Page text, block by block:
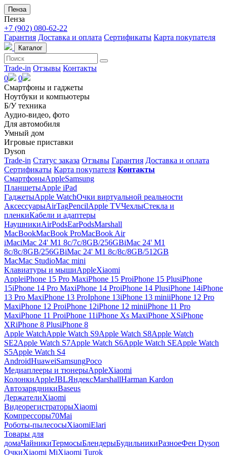
Пенза
Пенза
+7 (902) 080-62-22
Гарантия Доставка и оплата Сертификаты Карта покупателя
Каталог
Trade-in Отзывы Контакты
0
0
Смартфоны и гаджеты
Ноутбуки и компьютеры
Б/У техника
Аудио-видео, фото
Для автомобиля
Умный дом
Игровые приставки
Dyson
Trade-in Статус заказа Отзывы Гарантия Доставка и оплата
Сертификаты Карта покупателя Контакты
СмартфоныAppleSamsung
ПланшетыApple iPad
ГаджетыApple WatchОчки виртуальной реальности
АксессуарыAirTagPencilApple TVЧехлыСтекла и
пленкиКабели и адаптеры
НаушникиAirPodsEarPodsMarshall
MacBookMacBook ProMacBook Air
iMaciMac 24' M1 8c/7c/8GB/256GBiMac 24' M1
8c/8c/8GB/256GBiMac 24' M1 8c/8c/8GB/512GB
MacMac StudioMac mini
Клавиатуры и мышиAppleXiaomi
AppleiPhone 15 Pro MaxiPhone 15 ProiPhone 15 PlusiPhone
15iPhone 14 Pro MaxiPhone 14 ProiPhone 14 PlusiPhone 14iPhone
13 Pro MaxiPhone 13 ProIphone 13iPhone 13 miniiPhone 12 Pro
MaxiPhone 12 ProiPhone 12iPhone 12 miniiPhone 11 Pro
MaxiPhone 11 ProiPhone 11iPhone Xs MaxiPhone XSiPhone
XRiPhone 8 PlusiPhone 8
Apple WatchApple Watch S9Apple Watch S8Apple Watch
SE2Apple Watch S7Apple Watch S6Apple Watch SEApple Watch
S5Apple Watch S4
AndroidHuaweiSamsungPoco
Медиаплееры и тюнерыAppleXiaomi
КолонкиAppleJBLЯндексMarshallHarman Kardon
АвтозарядникиBaseus
ДержателиXiaomi
ВидеорегистраторыXiaomi
Компрессоры70Mai
Роботы-пылесосыXiaomiElari
Товары для
домаЧайникиТермосыБлендерыБудильникиРазноеФен Dyson
ОчкиXiaomi MiXiaomi Turok